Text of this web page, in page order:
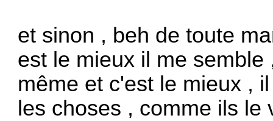
et sinon , beh de toute
est le mieux il me
même et c'est le mieux ,
les choses , comme ils le